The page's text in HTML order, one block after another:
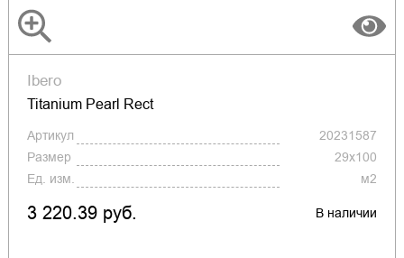
Ibero
Titanium Pearl Rect
Артикул
20231587
Размер
29x100
Ед. изм.
м2
3 220.39 руб. В наличии